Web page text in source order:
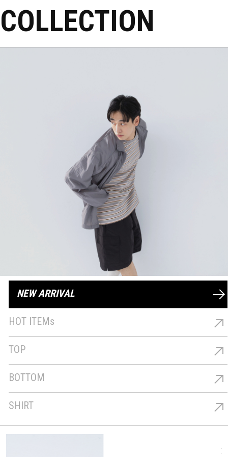
COLLECTION
NEW ARRIVAL
HOT ITEMs
TOP
BOTTOM
SHIRT
襯衫